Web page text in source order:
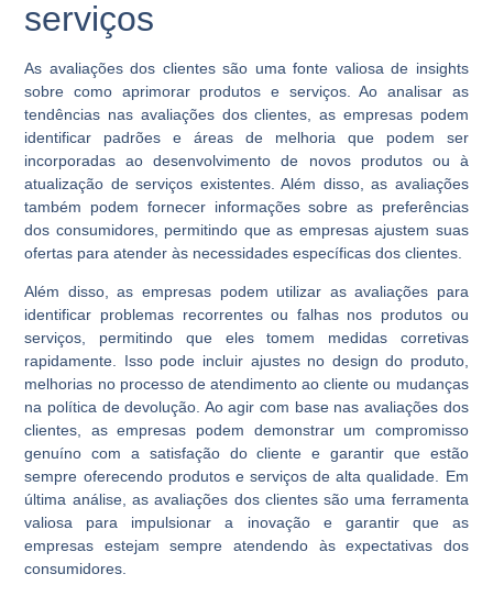
serviços
As avaliações dos clientes são uma fonte valiosa de insights
sobre como aprimorar produtos e serviços. Ao analisar as
tendências nas avaliações dos clientes, as empresas podem
identificar padrões e áreas de melhoria que podem ser
incorporadas ao desenvolvimento de novos produtos ou à
atualização de serviços existentes. Além disso, as avaliações
também podem fornecer informações sobre as preferências
dos consumidores, permitindo que as empresas ajustem suas
ofertas para atender às necessidades específicas dos clientes.
Além disso, as empresas podem utilizar as avaliações para
identificar problemas recorrentes ou falhas nos produtos ou
serviços, permitindo que eles tomem medidas corretivas
rapidamente. Isso pode incluir ajustes no design do produto,
melhorias no processo de atendimento ao cliente ou mudanças
na política de devolução. Ao agir com base nas avaliações dos
clientes, as empresas podem demonstrar um compromisso
genuíno com a satisfação do cliente e garantir que estão
sempre oferecendo produtos e serviços de alta qualidade. Em
última análise, as avaliações dos clientes são uma ferramenta
valiosa para impulsionar a inovação e garantir que as
empresas estejam sempre atendendo às expectativas dos
consumidores.